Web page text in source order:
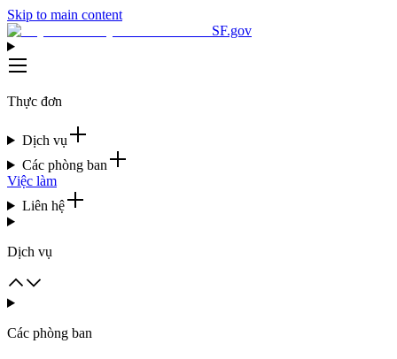
Skip to main content
SF.gov
Thực đơn
Dịch vụ
Các phòng ban
Việc làm
Liên hệ
Dịch vụ
Các phòng ban